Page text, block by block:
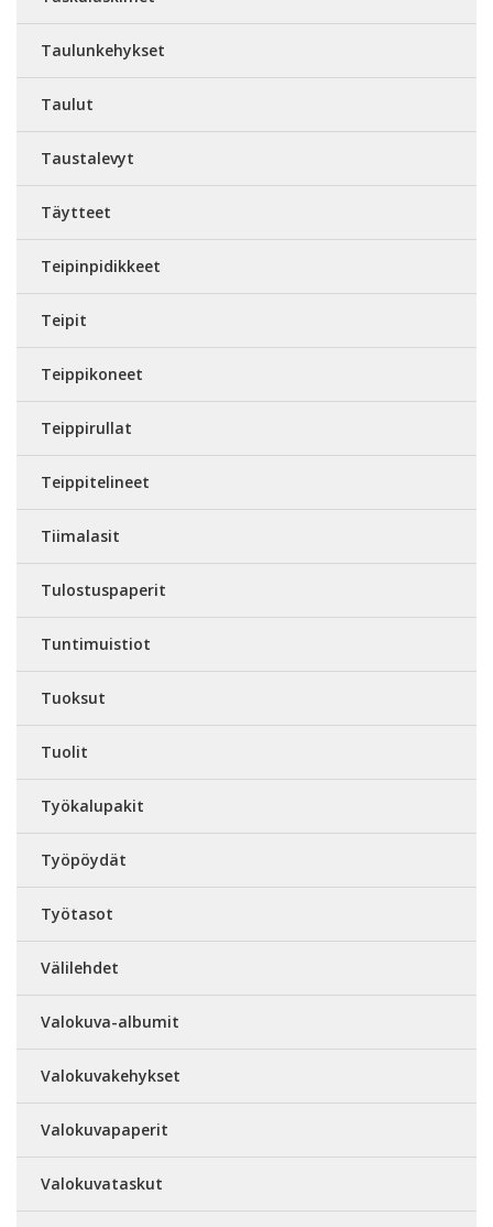
Taulunkehykset
Taulut
Taustalevyt
Täytteet
Teipinpidikkeet
Teipit
Teippikoneet
Teippirullat
Teippitelineet
Tiimalasit
Tulostuspaperit
Tuntimuistiot
Tuoksut
Tuolit
Työkalupakit
Työpöydät
Työtasot
Välilehdet
Valokuva-albumit
Valokuvakehykset
Valokuvapaperit
Valokuvataskut